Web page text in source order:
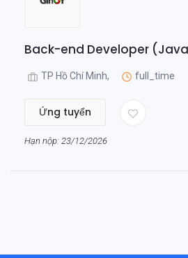
Back-end Developer
TP Hồ Chí Minh, full_time
Ứng tuyển
Hạn nộp: 23/12/2026